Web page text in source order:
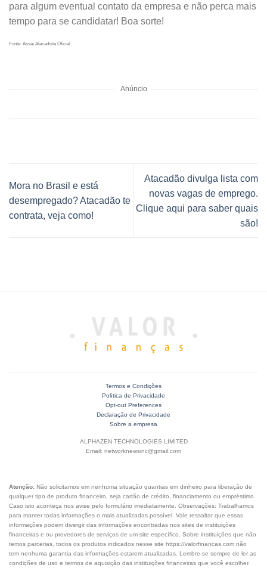
para algum eventual contato da empresa e não perca mais
tempo para se candidatar! Boa sorte!
Fonte: Assaí Atacadista Oficial
Anúncio
Mora no Brasil e está
desempregado? Atacadão te
contrata, veja como!
Atacadão divulga lista com
novas vagas de emprego.
Clique aqui para saber quais
são!
Termos e Condições
Política de Privacidade
Opt-out Preferences
Declaração de Privacidade
Sobre a empresa
ALPHAZEN TECHNOLOGIES LIMITED
Email: networknewsinc@gmail.com
Atenção: Não solicitamos em nenhuma situação quantias em dinheiro para liberação de
qualquer tipo de produto financeiro, seja cartão de crédito, financiamento ou empréstimo.
Caso isto aconteça nos avise pelo formulário imediatamente. Observações: Trabalhamos
para manter todas informações o mais atualizadas possível. Vale ressaltar que essas
informações podem divergir das informações encontradas nos sites de instituições
financeiras e ou provedores de serviços de um site específico. Sobre instituições que não
temos parcerias, todos os produtos indicados nesse site https://valorfinancas.com não
tem nenhuma garantia das informações estarem atualizadas. Lembre-se sempre de ler as
condições de uso e termos de aquisição das instituições financeiras que você escolher.